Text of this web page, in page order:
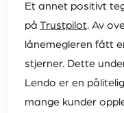
Et annet positivt
på Trustpilot. Av
lånemegleren fått
stjerner. Dette
Lendo er en
mange kunder